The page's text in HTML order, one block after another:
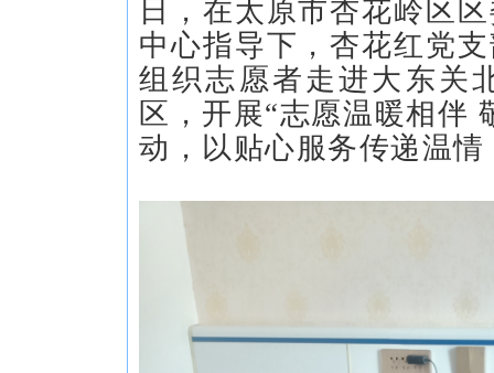
日，在太原市杏花岭区区
中心指导下，杏花红党
组织志愿者走进大东关
区，开展“志愿温暖相伴
动，以贴心服务传递温